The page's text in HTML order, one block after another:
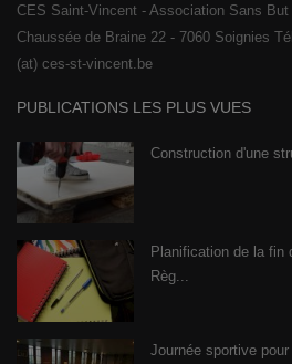
CES Saint-Vincent - Association Sans
Chaussée de Braine 22 - 7060 Soignies
(at) ces-st-vincent.be
PUBLICATIONS LES PLUS VUES
Construction d'une
Planification de la fin
Règ...
Journée sportive